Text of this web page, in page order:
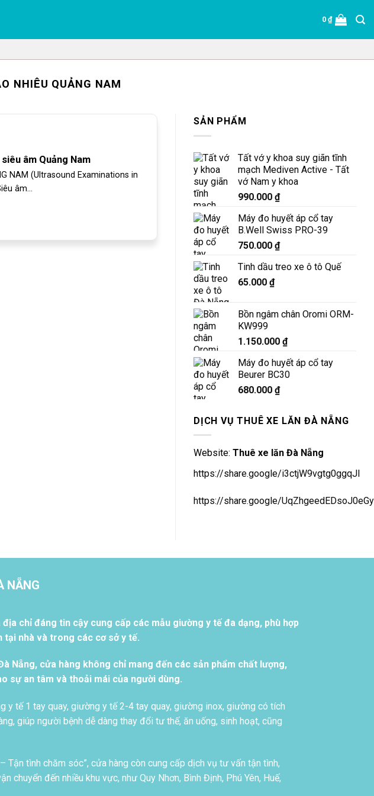
0₫
NHIÊU QUẢNG NAM
âm Quảng Nam
NAM (Ultrasound Examinations in
âm...
SẢN PHẨM
Tất vớ y khoa suy giãn tĩnh
mạch Mediven Active - Tất
vớ Nam y khoa
990.000 ₫
Máy đo huyết áp cổ tay
B.Well Swiss PRO-39
750.000 ₫
Tinh dầu treo xe ô tô Quế
65.000 ₫
Bồn ngâm chân Oromi ORM-
KW999
1.150.000 ₫
Máy đo huyết áp cổ tay
Beurer BC30
680.000 ₫
DỊCH VỤ THUÊ XE LĂN ĐÀ NẴNG
Website: Thuê xe lăn Đà Nẵng
https://share.google/i3ctjW9vgtg0ggqJl
https://share.google/UqZhgeedEDsoJ0eGy
NẴNG
chỉ đáng tin cậy cung cấp các mẫu giường y tế đa dạng, phù hợp
tại nhà và trong các cơ sở y tế.
Nẵng, cửa hàng không chỉ mang đến các sản phẩm chất lượng,
sự an tâm và thoải mái của người dùng.
y tế 1 tay quay, giường y tế 2-4 tay quay, giường inox, giường có tích
giúp người bệnh dễ dàng thay đổi tư thế, ăn uống, sinh hoạt, cũng
Tận tình chăm sóc”, cửa hàng còn cung cấp dịch vụ tư vấn tận tình,
chuyển đến nhiều khu vực, như Quy Nhơn, Bình Định, Phú Yên, Huế,